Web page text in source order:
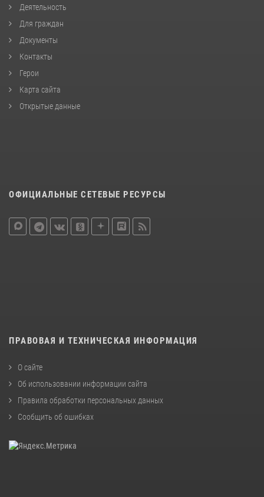
Деятельность
Для граждан
Документы
Контакты
Герои
Карта сайта
Открытые данные
ОФИЦИАЛЬНЫЕ СЕТЕВЫЕ РЕСУРСЫ
ПРАВОВАЯ И ТЕХНИЧЕСКАЯ ИНФОРМАЦИЯ
О сайте
Об использовании информации сайта
Правила обработки персональных данных
Сообщить об ошибках